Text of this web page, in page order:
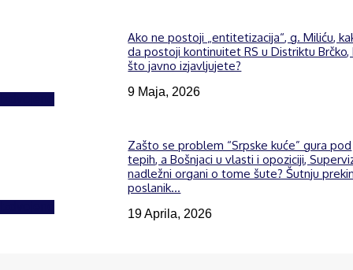
Ako ne postoji „entitetizacija“, g. Miliću,
da postoji kontinuitet RS u Distriktu Brčko,
što javno izjavljujete?
9 Maja, 2026
Zašto se problem “Srpske kuće” gura pod
tepih, a Bošnjaci u vlasti i opoziciji,
nadležni organi o tome šute? Šutnju
poslanik...
19 Aprila, 2026